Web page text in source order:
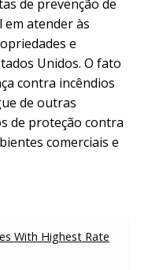
de prevenção de
em atender às
e
Unidos. O fato
contra incêndios
de outras
de proteção contra
comerciais e
With Highest Rate